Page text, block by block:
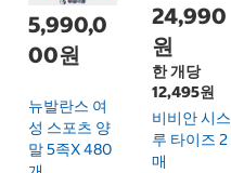
5,990,0
00원
뉴발란스 여
성 스포츠 양
말 5족x 480
24,990
원
한 개당
12,495원
비비안 시스
루 타이즈 2
매